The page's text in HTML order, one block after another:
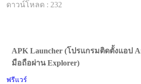
ดาวน์โหลด : 232
APK Launcher (โปรแกรมติดตั้งแอป
มือถือผ่าน Explorer)
ฟรีแวร์